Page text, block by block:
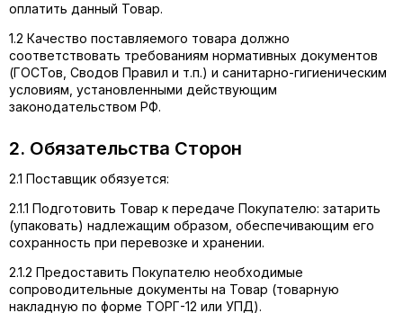
оплатить данный Товар.
1.2 Качество поставляемого товара должно
соответствовать требованиям нормативных документов
(ГОСТов, Сводов Правил и т.п.) и санитарно-гигиеническим
условиям, установленными действующим
законодательством РФ.
2. Обязательства Сторон
2.1 Поставщик обязуется:
2.1.1 Подготовить Товар к передаче Покупателю: затарить
(упаковать) надлежащим образом, обеспечивающим его
сохранность при перевозке и хранении.
2.1.2 Предоставить Покупателю необходимые
сопроводительные документы на Товар (товарную
накладную по форме ТОРГ-12 или УПД).